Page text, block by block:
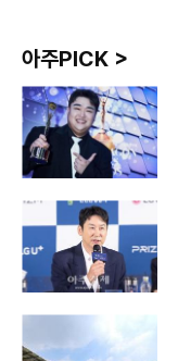
아주PICK >